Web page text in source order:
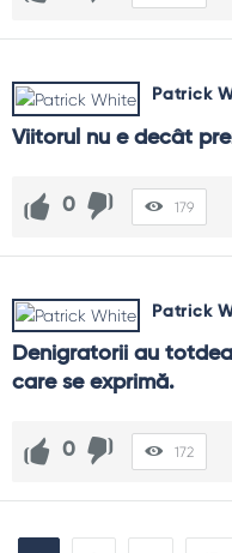
Patrick
Viitorul nu e decât
0 179
Patrick
Denigratorii au
care se exprimă.
0 172